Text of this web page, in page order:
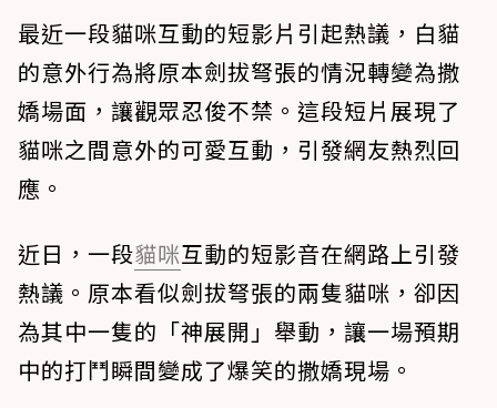
最近一段貓咪互動的短影片引起熱議，白貓
的意外行為將原本劍拔弩張的情況轉變為撒
嬌場面，讓觀眾忍俊不禁。這段短片展現了
貓咪之間意外的可愛互動，引發網友熱烈回
應。
近日，一段貓咪互動的短影音在網路上引發
熱議。原本看似劍拔弩張的兩隻貓咪，卻因
為其中一隻的「神展開」舉動，讓一場預期
中的打鬥瞬間變成了爆笑的撒嬌現場。